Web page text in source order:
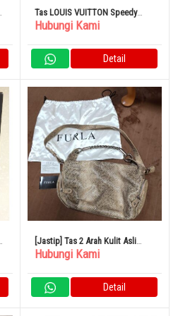
Tas LOUIS VUITTON Speedy
Bandouliere 30_Damier
Hubungi Kami
Detail
[Jastip] Tas 2 Arah Kulit Asli
FURLA Pola Python Bahu Krem
Hubungi Kami
Detail